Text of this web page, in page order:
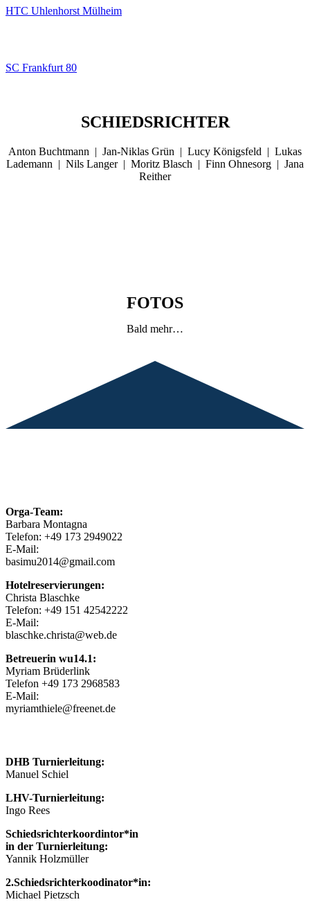
HTC Uhlenhorst Mülheim
SC Frankfurt 80
SCHIEDSRICHTER
Anton Buchtmann | Jan-Niklas Grün | Lucy Königsfeld | Lukas
Lademann | Nils Langer | Moritz Blasch | Finn Ohnesorg | Jana
Reither
FOTOS
Bald mehr…
Orga-Team:
Barbara Montagna
Telefon: +49 173 2949022
E-Mail:
basimu2014@gmail.com
Hotelreservierungen:
Christa Blaschke
Telefon: +49 151 42542222
E-Mail:
blaschke.christa@web.de
Betreuerin wu14.1:
Myriam Brüderlink
Telefon +49 173 2968583
E-Mail:
myriamthiele@freenet.de
DHB Turnierleitung:
Manuel Schiel
LHV-Turnierleitung:
Ingo Rees
Schiedsrichterkoordintor*in
in der Turnierleitung:
Yannik Holzmüller
2.Schiedsrichterkoodinator*in:
Michael Pietzsch